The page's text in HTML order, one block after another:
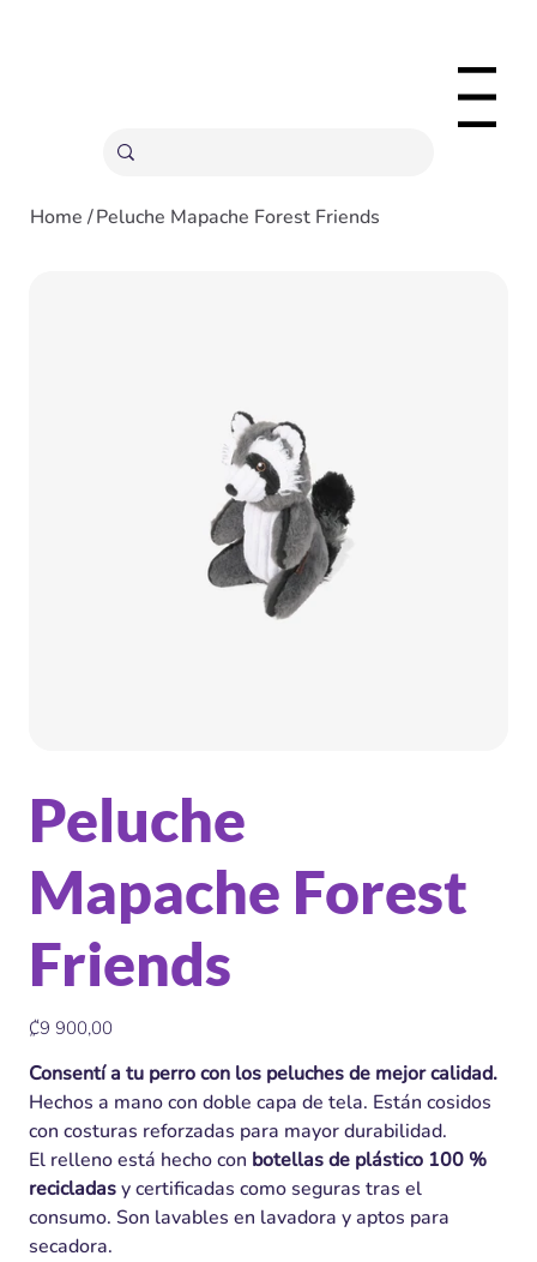
Menu
Home /Peluche Mapache Forest Friends
Peluche
Mapache Forest
Friends
Precio
₡9 900,00
Consentí a tu perro con los peluches de mejor calidad.
Hechos a mano con doble capa de tela. Están cosidos
con costuras reforzadas para mayor durabilidad.
El relleno está hecho con botellas de plástico 100 %
recicladasy certificadas como seguras tras el
consumo. Son lavables en lavadora y aptos para
secadora.